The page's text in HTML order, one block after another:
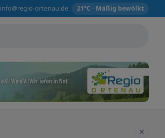
info@regio-ortenau.de| 21°C · Mäßig bewölkt
×